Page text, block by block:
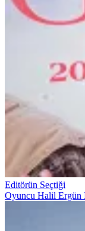
Editörün Seçtiği
Oyuncu Halil Ergün